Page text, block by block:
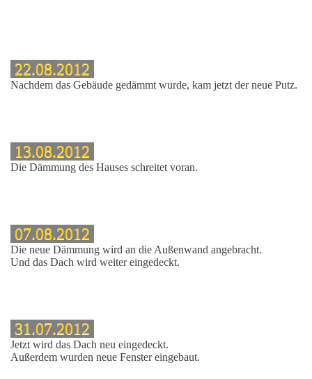
22.08.2012
Nachdem das Gebäude gedämmt wurde, kam jetzt der neue Putz.
13.08.2012
Die Dämmung des Hauses schreitet voran.
07.08.2012
Die neue Dämmung wird an die Außenwand angebracht.
Und das Dach wird weiter eingedeckt.
31.07.2012
Jetzt wird das Dach neu eingedeckt.
Außerdem wurden neue Fenster eingebaut.